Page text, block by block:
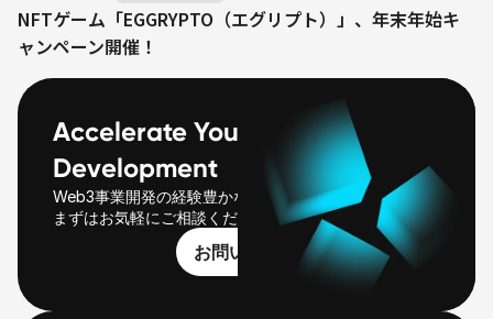
NFTゲーム「EGGRYPTO（エグリプト）」、年末年始キ
ャンペーン開催！
Accelerate Your Web3
Development
Web3事業開発の経験豊かなチームがご一緒します。
まずはお気軽にご相談ください
お問い合わせ